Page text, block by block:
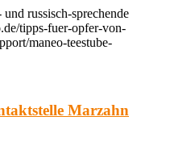
russisch-sprechende
tipps-fuer-opfer-von-
maneo-teestube-
Marzahn